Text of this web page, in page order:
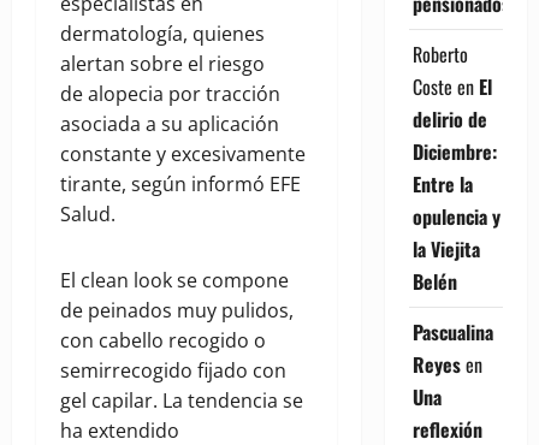
dermatología, quienes
alertan sobre el riesgo
de alopecia por tracción
asociada a su aplicación
constante y excesivamente
tirante, según informó EFE
Salud.
El clean look se compone
de peinados muy pulidos,
con cabello recogido o
semirrecogido fijado con
gel capilar. La tendencia se
ha extendido
Roberto
Coste en El
delirio de
Diciembre:
Entre la
opulencia y
la Viejita
Belén
Pascualina
Reyesen
Una
reflexión